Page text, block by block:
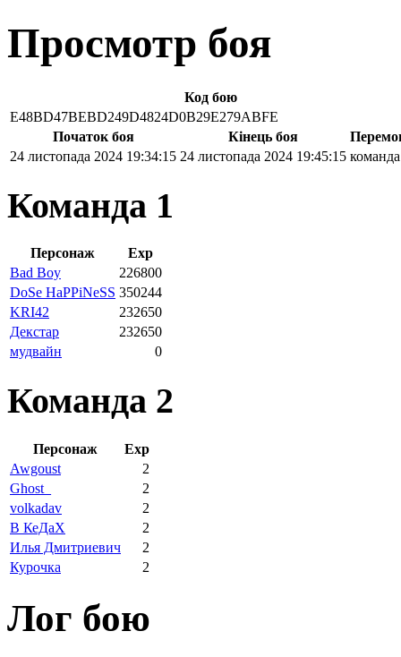
Просмотр боя
Код бою
E48BD47BEBD249D4824D0B29E279ABFE
Початок боя
Кінець боя
24 листопада 2024 19:34:15 24 листопада 2024 19:45:15
Команда 1
Персонаж
Exp
Bad Boy
226800
DoSe HaPPiNeSS 350244
KRI42
232650
Декстар
232650
мудвайн
0
Команда 2
Персонаж
Exp
Awgoust
2
Ghost_
2
volkadav
2
В КеДаХ
2
Илья Дмитриевич
2
Курочка
2
Лог бою